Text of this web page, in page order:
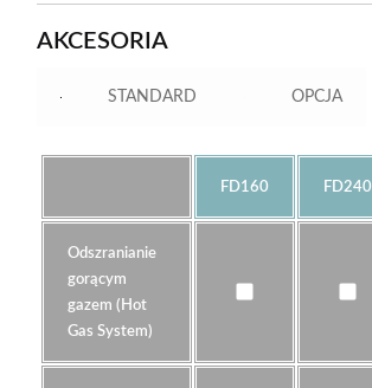
AKCESORIA
STANDARD OPCJA
FD160 FD240
Odszranianie
gorącym
gazem (Hot
Gas System)